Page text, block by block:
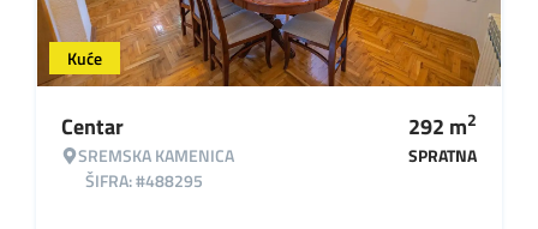
Kuće
Centar
SREMSKA KAMENICA
ŠIFRA: #488295
292 m2
SPRATNA